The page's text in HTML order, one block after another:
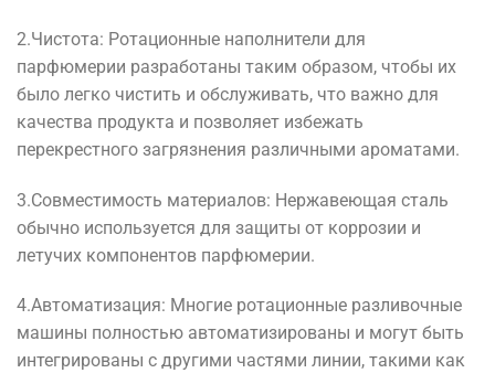
2.Чистота: Ротационные наполнители для
парфюмерии разработаны таким образом, чтобы их
было легко чистить и обслуживать, что важно для
качества продукта и позволяет избежать
перекрестного загрязнения различными ароматами.
3.Совместимость материалов: Нержавеющая сталь
обычно используется для защиты от коррозии и
летучих компонентов парфюмерии.
4.Автоматизация: Многие ротационные разливочные
машины полностью автоматизированы и могут быть
интегрированы с другими частями линии, такими как